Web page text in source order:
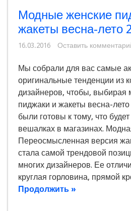
Модные женские
жакеты весна-лето
16.03.2016 Оставить
Мы собрали для вас самые
оригинальные тенденции из
дизайнеров, чтобы, выбирая
пиджаки и жакеты весна-
были готовы к тому, что
вешалках в магазинах.
Переосмысленная версия
стала самой трендовой
многих дизайнеров. Ее
круглая горловина, прямой
Продолжить »